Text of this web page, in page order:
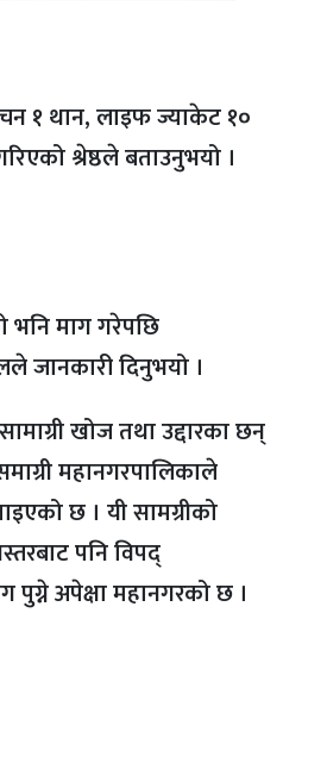
१ थान, लाइफ ज्याकेट १०
श्रेष्ठले बताउनुभयो ।
भनि माग गरेपछि
जानकारी दिनुभयो ।
खोज तथा उद्दारका छन्
महानगरपालिकाले
छ । यी सामग्रीको
पनि विपद्
पुग्ने अपेक्षा महानगरको छ ।